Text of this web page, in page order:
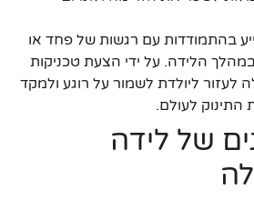
בהתמודדות עם רגשות של פחד או
הלידה. על ידי הצעת טכניקות
לעזור ליולדת לשמור על רוגע ולמקד
לעולם.
של לידה